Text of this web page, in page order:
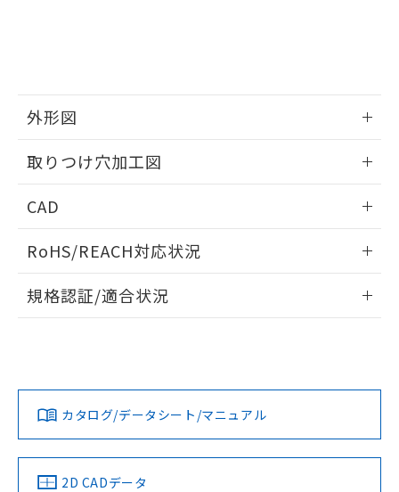
外形図
取りつけ穴加工図
CAD
ドすることができます。
ログイン/会員登録
ダウンロードデータをご利用いただく前に、以下を必ずお読
みください。
ソフトウェアの使用条件
RoHS/REACH対応状況
EU RoHS 注意事項・凡例
対応済み
中国 RoHS 注意事項・凡例
規格認証/適合状況
LR型式承認
（イギリス
船舶規格）
DNV型式承認
（ノルウェー
BV型式承認
（フランス
KR型式
（韓国
カタログ/データシート/マニュアル
2D CADデータ
物質の対応では、対応完了までの期間は出
荷製品に未対応品が混在することから備考
既に当社にて対応品への在庫切替を完了
していることから、特段のことがない限
り、2022年1月12日より割愛しておりま